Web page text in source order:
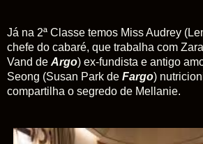
Já na 2ª Classe temos Miss Audrey
chefe do cabaré, que trabalha com
Vand de Argo) ex-fundista e antigo
Seong (Susan Park de Fargo)
compartilha o segredo de Mellanie.